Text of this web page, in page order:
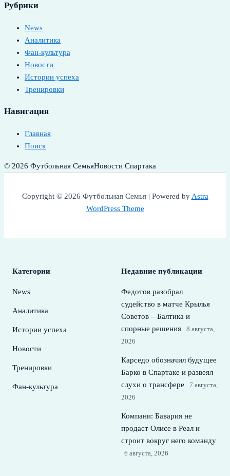
Рубрики
News
Аналитика
Фан-культура
Новости
Истории успеха
Тренировки
Навигация
Главная
Поиск
© 2026 Футбольная СемьяНовости Спартака
Copyright © 2026 Футбольная Семья | Powered byAstra
WordPress Theme
Категории
News
Аналитика
Истории успеха
Новости
Тренировки
Фан-культура
Недавние публикации
Федотов разобрал
судейство в матче Крылья
Советов – Балтика и
спорные решения
8 августа,
2026
Карседо обозначил будущее
Барко в Спартаке и развеял
слухи о трансфере
7 августа,
2026
Компани: Бавария не
продаст Олисе в Реал и
строит вокруг него команду
6 августа, 2026